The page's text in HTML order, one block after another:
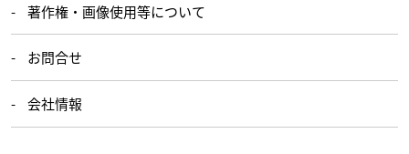
著作権・画像使用等について
お問合せ
会社情報